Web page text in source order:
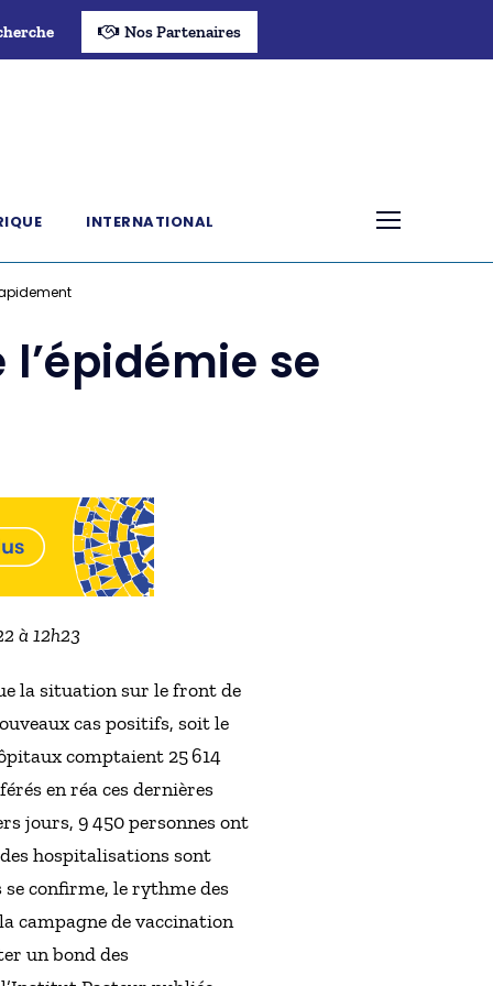
Nos Partenaires
INTERNATIONAL
se
à 12h23
la situation sur le front de
cas positifs, soit le
comptaient 25 614
en réa ces dernières
jours, 9 450 personnes ont
hospitalisations sont
se confirme, le rythme des
campagne de vaccination
un bond des